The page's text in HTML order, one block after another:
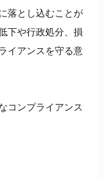
落とし込むことが
下や行政処分、損
イアンスを守る意
コンプライアンス